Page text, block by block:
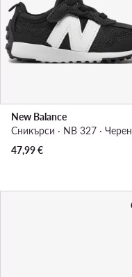
New Balance
Сникърси · NB 327 · Черен
47,99€